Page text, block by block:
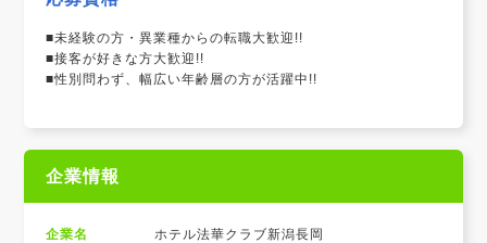
■未経験の方・異業種からの転職大歓迎!!
■接客が好きな方大歓迎!!
■性別問わず、幅広い年齢層の方が活躍中!!
企業情報
企業名 ホテル法華クラブ新潟長岡